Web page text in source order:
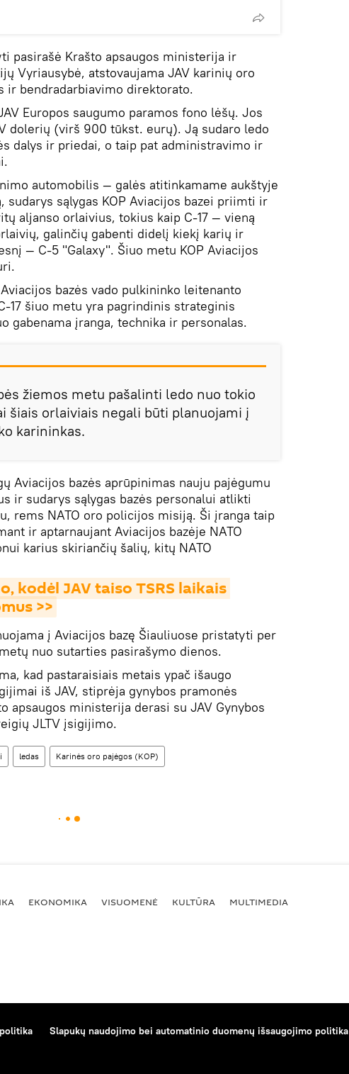
pasirašė Krašto apsaugos ministerija ir
Vyriausybė, atstovaujama JAV karinių oro
ir bendradarbiavimo direktorato.
Europos saugumo paramos fono lėšų. Jos
dolerių (virš 900 tūkst. eurų). Ją sudaro ledo
dalys ir priedai, o taip pat administravimo ir
automobilis — galės atitinkamame aukštyje
sudarys sąlygas KOP Aviacijos bazei priimti ir
aljanso orlaivius, tokius kaip C-17 — vieną
galinčių gabenti didelį kiekį karių ir
— C-5 "Galaxy". Šiuo metu KOP Aviacijos
bazės vado pulkininko leitenanto
17 šiuo metu yra pagrindinis strateginis
gabenama įranga, technika ir personalas.
žiemos metu pašalinti ledo nuo tokio
šiais orlaiviais negali būti planuojami į
karininkas.
Aviacijos bazės aprūpinimas nauju pajėgumu
ir sudarys sąlygas bazės personalui atlikti
rems NATO oro policijos misiją. Ši įranga taip
ir aptarnaujant Aviacijos bazėje NATO
karius skiriančių šalių, kitų NATO
kodėl JAV taiso TSRS laikais
>>
į Aviacijos bazę Šiauliuose pristatyti per
nuo sutarties pasirašymo dienos.
kad pastaraisiais metais ypač išaugo
iš JAV, stiprėja gynybos pramonės
apsaugos ministerija derasi su JAV Gynybos
JLTV įsigijimo.
ledas Karinės oro pajėgos (KOP)
EKONOMIKA VISUOMENĖ KULTŪRA MULTIMEDIA
Slapukų naudojimo bei automatinio duomenų išsaugojimo politika